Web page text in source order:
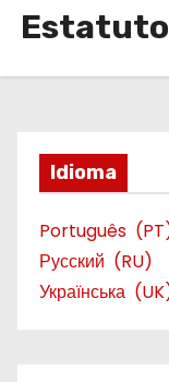
Estatuto
Idioma
Português
PT
Русский
RU
Українська
UK